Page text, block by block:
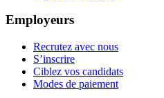
Employeurs
Recrutez avec nous
S’inscrire
Ciblez vos candidats
Modes de paiement